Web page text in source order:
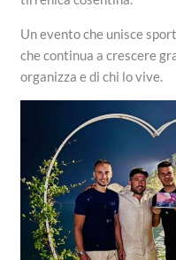
Un evento che unisce
che continua a crescere
organizza e di chi lo vive.